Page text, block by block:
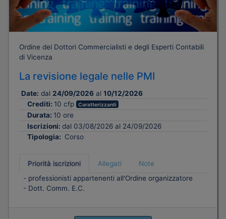
Ordine dei Dottori Commercialisti e degli Esperti Contabili
di Vicenza
La revisione legale nelle PMI
Date: dal 24/09/2026 al 10/12/2026
Crediti: 10 cfp Caratterizzanti
Durata: 10 ore
Iscrizioni: dal 03/08/2026 al 24/09/2026
Tipologia: Corso
Priorità iscrizioni Allegati
Note
- professionisti appartenenti all'Ordine organizzatore
- Dott. Comm. E.C.